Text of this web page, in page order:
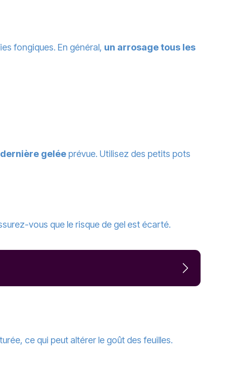
fongiques. En général, un arrosage tous les
gelée prévue. Utilisez des petits pots
vous que le risque de gel est écarté.
ce qui peut altérer le goût des feuilles.